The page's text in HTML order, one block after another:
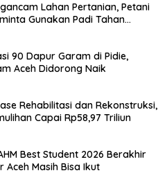
Lahan Pertanian, Petani
Gunakan Padi Tahan
90 Dapur Garam di Pidie,
Aceh Didorong Naik
Rehabilitasi dan Rekonstruksi,
Capai Rp58,97 Triliun
Best Student 2026 Berakhir
Aceh Masih Bisa Ikut